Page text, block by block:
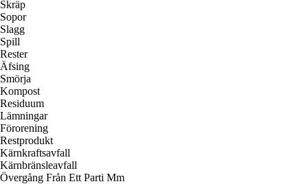
Skräp
Sopor
Slagg
Spill
Rester
Äfsing
Smörja
Kompost
Residuum
Lämningar
Förorening
Restprodukt
Kärnkraftsavfall
Kärnbränsleavfall
Övergång Från Ett Parti Mm